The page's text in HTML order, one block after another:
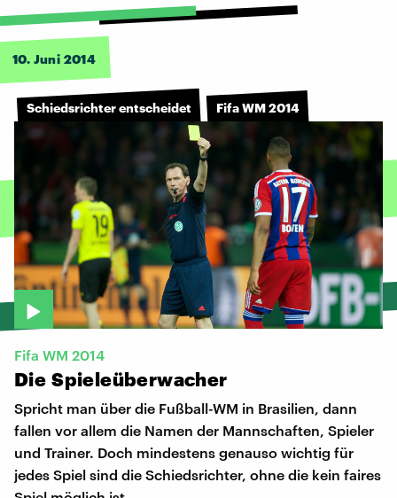
10. Juni 2014
Schiedsrichter entscheidet Fifa WM 2014
Fifa WM 2014
Die Spieleüberwacher
Spricht man über die Fußball-WM in Brasilien, dann
fallen vor allem die Namen der Mannschaften, Spieler
und Trainer. Doch mindestens genauso wichtig für
jedes Spiel sind die Schiedsrichter, ohne die kein faires